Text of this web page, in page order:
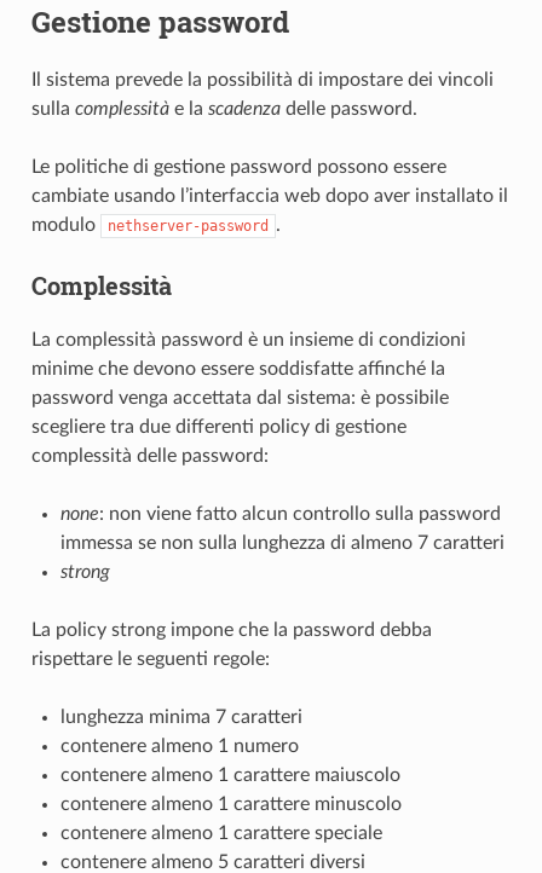
Gestione password
Il sistema prevede la possibilità di impostare dei vincoli
sulla complessitàe la scadenzadelle password.
Le politiche di gestione password possono essere
cambiate usando l’interfaccia web dopo aver installato il
modulo
nethserver-password .
Complessità
La complessità password è un insieme di condizioni
minime che devono essere soddisfatte affinché la
password venga accettata dal sistema: è possibile
scegliere tra due differenti policy di gestione
complessità delle password:
none: non viene fatto alcun controllo sulla password
immessa se non sulla lunghezza di almeno 7 caratteri
strong
La policy strong impone che la password debba
rispettare le seguenti regole:
lunghezza minima 7 caratteri
contenere almeno 1 numero
contenere almeno 1 carattere maiuscolo
contenere almeno 1 carattere minuscolo
contenere almeno 1 carattere speciale
contenere almeno 5 caratteri diversi